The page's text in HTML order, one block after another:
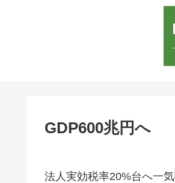
GDP600兆円へ
法人実効税率20%台へ一